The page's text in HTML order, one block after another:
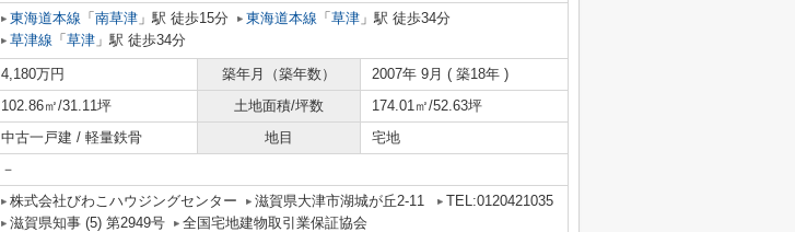
東海道本線 「 南草津 」駅 徒歩15分 東海道本線 「 草津 」駅 徒歩34分
草津線 「 草津 」駅 徒歩34分
4,180万円 築年月（築年数）
2007年 9月 ( 築18年 )
102.86㎡/31.11坪 土地面積/坪数
174.01㎡/52.63坪
中古一戸建 / 軽量鉄骨 地目
宅地
－
株式会社びわこハウジングセンター 滋賀県大津市湖城が丘2-11
TEL:0120421035
滋賀県知事 (5) 第2949号
全国宅地建物取引業保証協会